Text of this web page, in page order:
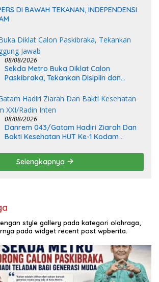
DI BAWAH TEKANAN, INDEPENDENSI
08/08/2026
Sekda Metro Buka Diklat Calon
Paskibraka, Tekankan Disiplin dan
08/08/2026
Danrem 043/Gatam Hadiri Ziarah Dan
Bakti Kesehatan HUT Ke-1 Kodam
Selengkapnya
style gallery pada kategori olahraga,
pada widget recent post wpberita.